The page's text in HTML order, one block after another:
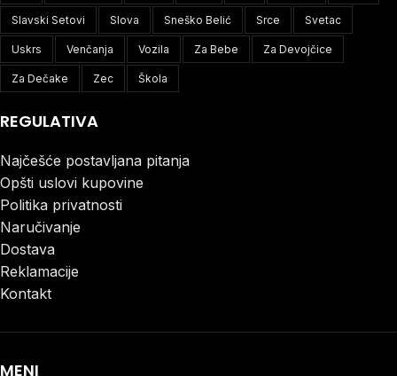
Slavski Setovi Slova Sneško Belić Srce Svetac
Uskrs Venčanja Vozila Za Bebe Za Devojčice
Za Dečake Zec Škola
REGULATIVA
Najčešće postavljana pitanja
Opšti uslovi kupovine
Politika privatnosti
Naručivanje
Dostava
Reklamacije
Kontakt
MENI